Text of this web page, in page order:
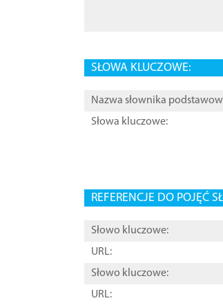
SŁOWA KLUCZOWE:
Nazwa słownika
Słowa kluczowe:
REFERENCJE DO POJĘĆ
Słowo kluczowe:
URL:
Słowo kluczowe:
URL: